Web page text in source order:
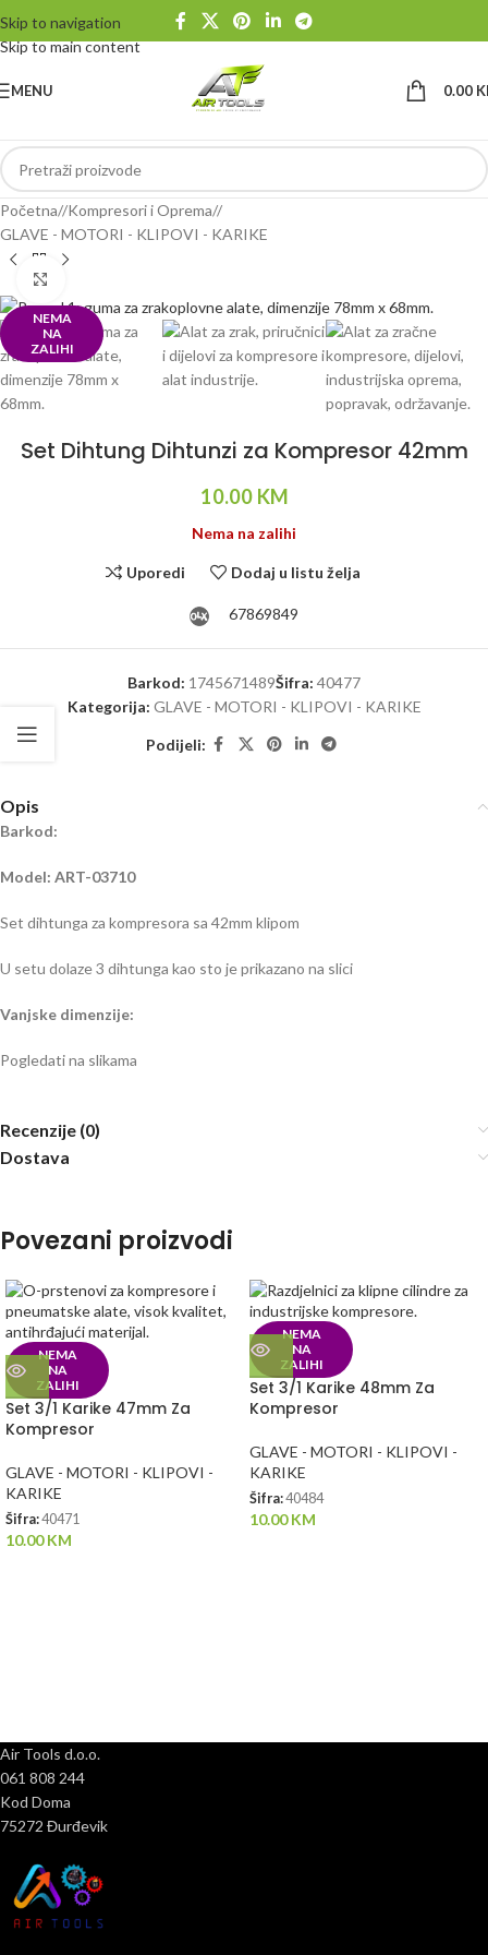
Skip to navigation
Skip to main content
MENU 0.00
Početna/ Kompresori i Oprema/
GLAVE - MOTORI - KLIPOVI - KARIKE
NEMA
NA
ZALIHI
Set Dihtung Dihtunzi za Kompresor 42mm
10.00 KM
Nema na zalihi
Uporedi Dodaj u listu želja
67869849
Barkod: 1745671489Šifra: 40477
Kategorija: GLAVE - MOTORI - KLIPOVI - KARIKE
Podijeli:
Opis
Barkod:
Model: ART-03710
Set dihtunga za kompresora sa 42mm klipom
U setu dolaze 3 dihtunga kao sto je prikazano na slici
Vanjske dimenzije:
Pogledati na slikama
Recenzije (0)
Dostava
Povezani proizvodi
NEMA
NA
ZALIHI
Set 3/1 Karike 47mm Za
Kompresor
GLAVE - MOTORI - KLIPOVI -
KARIKE
Šifra:40471
10.00KM
NEMA
NA
ZALIHI
Set 3/1 Karike 48mm Za
Kompresor
GLAVE - MOTORI - KLIPOVI -
KARIKE
Šifra:40484
10.00KM
Air Tools d.o.o.
061 808 244
Kod Doma
75272 Đurđevik